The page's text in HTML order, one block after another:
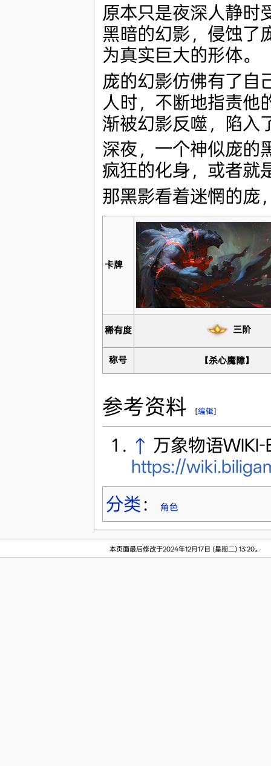
原本只是夜深人静时
黑暗的幻影，侵蚀了
为真实巨大的形体。
庞的幻影仿佛有了自
人时，不断地指责他
渐被幻影反噬，陷入
深夜，一个神似庞的
疯狂的化身，或者就
那黑影看着迷惘的庞
卡牌
稀有度 三阶
称号 【杀心魔障】
参考资料 [编辑]
↑ 万象物语WIKI-
https://
分类 ： 角色
本页面最后修改于2024年12月17日 (星期二) 13:20。